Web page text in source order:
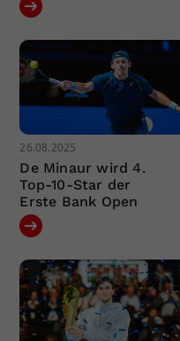
26.08.2025
De Minaur wird 4.
Top-10-Star der
Erste Bank Open